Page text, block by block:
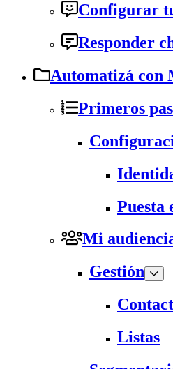
Configurar
Responder
Automatizá con
Primeros
Puesta
Mi
Gestión
Listas